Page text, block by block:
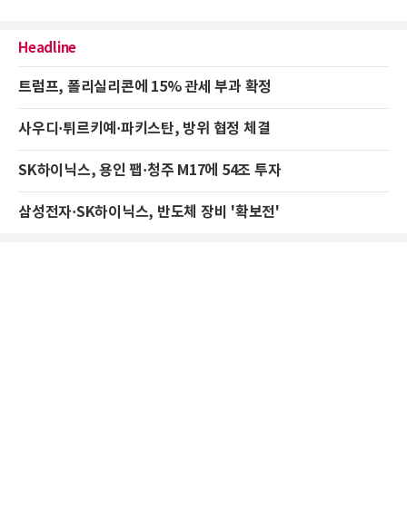
Headline
트럼프, 폴리실리콘에 15% 관세 부과 확정
사우디·튀르키예·파키스탄, 방위 협정 체결
SK하이닉스, 용인 팹·청주 M17에 54조 투자
삼성전자·SK하이닉스, 반도체 장비 '확보전'